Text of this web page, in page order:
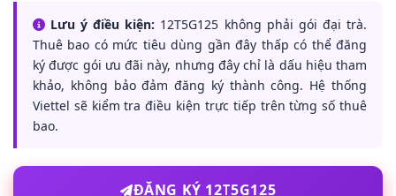
Lưu ý điều kiện: 12T5G125 không phải gói đại trà.
Thuê bao có mức tiêu dùng gần đây thấp có thể đăng
ký được gói ưu đãi này, nhưng đây chỉ là dấu hiệu tham
khảo, không bảo đảm đăng ký thành công. Hệ thống
Viettel sẽ kiểm tra điều kiện trực tiếp trên từng số thuê
bao.
ĐĂNG KÝ 12T5G125